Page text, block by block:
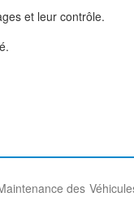
et leur contrôle.
des